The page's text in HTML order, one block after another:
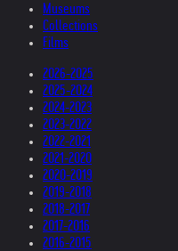
Museums
Collections
Films
2026-2025
2025-2024
2024-2023
2023-2022
2022-2021
2021-2020
2020-2019
2019-2018
2018-2017
2017-2016
2016-2015